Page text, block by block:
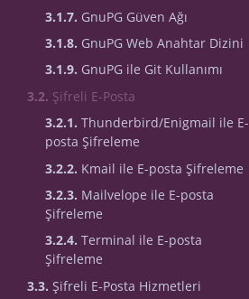
3.1.7. GnuPG Güven Ağı
3.1.8. GnuPG Web Anahtar Dizini
3.1.9. GnuPG ile Git Kullanımı
3.2. Şifreli E-Posta
3.2.1. Thunderbird/Enigmail ile E-
posta Şifreleme
3.2.2. Kmail ile E-posta Şifreleme
3.2.3. Mailvelope ile E-posta
Şifreleme
3.2.4. Terminal ile E-posta
Şifreleme
3.3. Şifreli E-Posta Hizmetleri